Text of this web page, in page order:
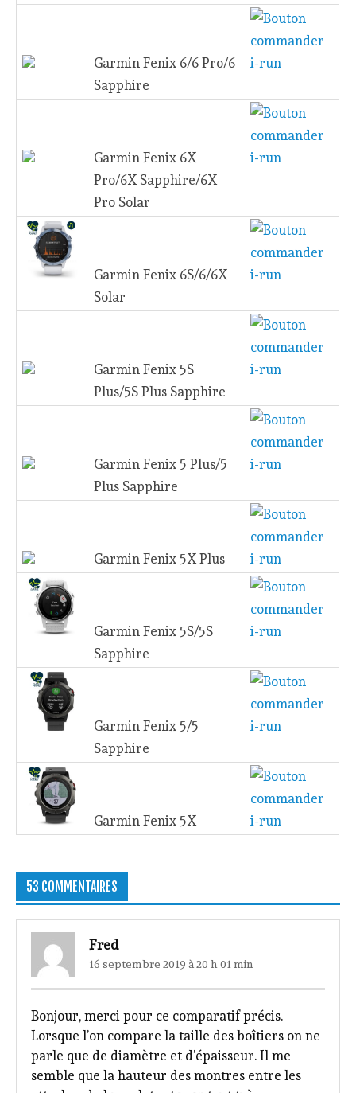
Garmin Fenix 6/6 Pro/6
Sapphire
Garmin Fenix 6X
Pro/6X Sapphire/6X
Pro Solar
Garmin Fenix 6S/6/6X
Solar
Garmin Fenix 5S
Plus/5S Plus Sapphire
Garmin Fenix 5 Plus/5
Plus Sapphire
Garmin Fenix 5X Plus
Garmin Fenix 5S/5S
Sapphire
Garmin Fenix 5/5
Sapphire
Garmin Fenix 5X
53 COMMENTAIRES
Fred
16 septembre 2019 à 20 h 01 min
Bonjour, merci pour ce comparatif précis.
Lorsque l’on compare la taille des boîtiers on ne
parle que de diamètre et d’épaisseur. Il me
semble que la hauteur des montres entre les